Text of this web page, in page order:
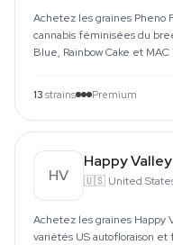
Achetez les graines Pheno
cannabis féminisées du
Blue, Rainbow Cake et MAC
13 strains Premium
HV
Happy
🇺🇸 United
Achetez les graines Happy
variétés US autofloraison